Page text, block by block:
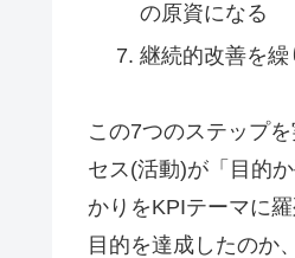
の原資になる
継続的改善を繰
この7つのステップ
セス(活動)が「目的
かりをKPIテーマに
目的を達成したのか